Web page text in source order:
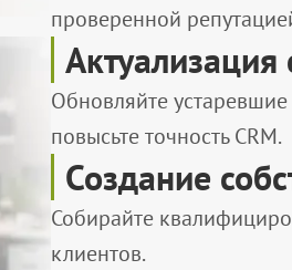
проверенной
Обновляйте
повысьте точность CRM.
Создание
Собирайте
клиентов.